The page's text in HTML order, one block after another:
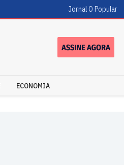
Jornal O Popular
ECONOMIA